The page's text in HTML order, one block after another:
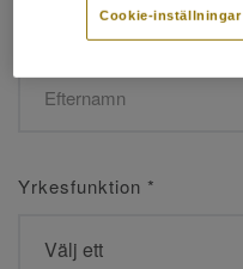
Efternamn*
Yrkesfunktion *
Cookie-inställningar